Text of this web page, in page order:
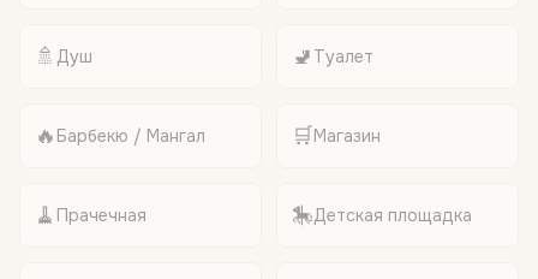
🚿 Душ 🚽 Туалет
🔥 Барбекю / Мангал 🛒Магазин
🧹 Прачечная 🎠Детская площадка